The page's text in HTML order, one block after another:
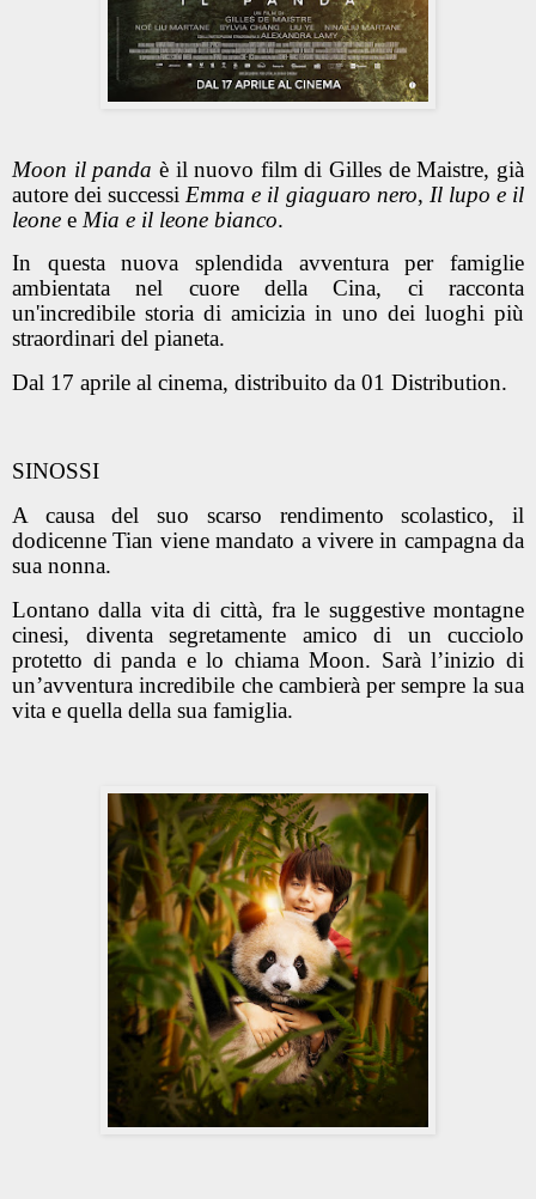
Moon il panda è il nuovo film di Gilles de Maistre, già
autore dei successi Emma e il giaguaro nero, Il lupo e il
leone e Mia e il leone bianco.
In questa nuova splendida avventura per famiglie
ambientata nel cuore della Cina, ci racconta
un'incredibile storia di amicizia in uno dei luoghi più
straordinari del pianeta.
Dal 17 aprile al cinema, distribuito da 01 Distribution.
SINOSSI
A causa del suo scarso rendimento scolastico, il
dodicenne Tian viene mandato a vivere in campagna da
sua nonna.
Lontano dalla vita di città, fra le suggestive montagne
cinesi, diventa segretamente amico di un cucciolo
protetto di panda e lo chiama Moon. Sarà l’inizio di
un’avventura incredibile che cambierà per sempre la sua
vita e quella della sua famiglia.